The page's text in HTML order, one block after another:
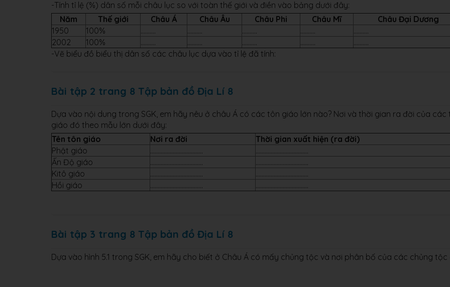
-Tính tỉ lệ (%) dân số mỗi châu lục so với toàn thế giới và điền vào bảng dưới đây:
Năm
Thế giới Châu Á Châu Âu Châu Phi Châu Mĩ
Châu Đại Dương
1950
100% .......... .......... .......... ..........
..........
2002
100% .......... .......... .......... ..........
..........
-Vẽ biểu đồ biểu thị dân số các châu lục dựa vào tỉ lệ đã tính:
Bài tập 2 trang 8 Tập bản đồ Địa Lí 8
Dựa vào nội dung trong SGK, em hãy nêu ở châu Á có các tôn giáo lớn nào? Nơi và thời gian ra đời của các
giáo đó theo mẫu lớn dưới đây:
Tên tôn giáo
Nơi ra đời
Thời gian xuất hiện (ra đời)
Phật giáo
...................................
...................................
Ấn Độ giáo
...................................
...................................
Kitô giáo
...................................
...................................
Hồi giáo
................................... ...................................
Bài tập 3 trang 8 Tập bản đồ Địa Lí 8
Dựa vào hình 5.1 trong SGK, em hãy cho biết ở Châu Á có mấy chủng tộc và nơi phân bố của các chủng tộc